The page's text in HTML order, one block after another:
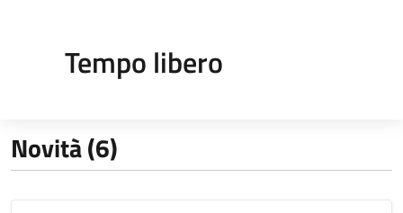
Tempo libero
Novità (6)